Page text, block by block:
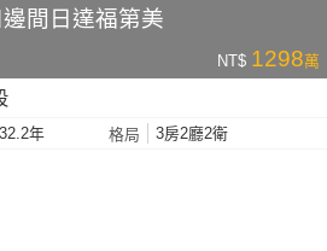
邊間日達福第美
NT$ 1298萬
32.2年 格局 3房2廳2衛